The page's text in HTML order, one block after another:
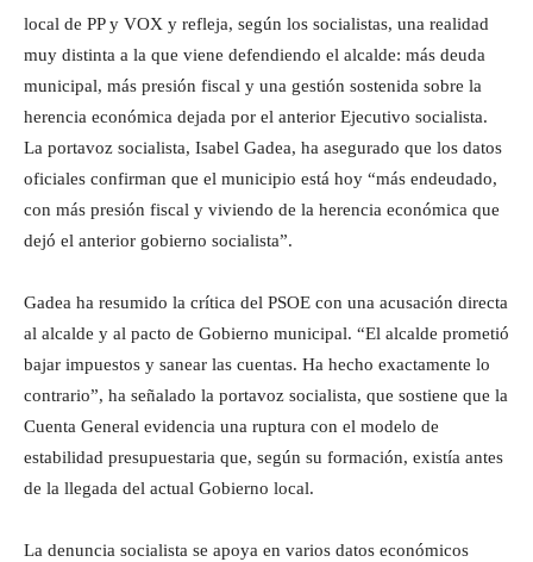
local de PP y VOX y refleja, según los socialistas, una realidad
muy distinta a la que viene defendiendo el alcalde: más deuda
municipal, más presión fiscal y una gestión sostenida sobre la
herencia económica dejada por el anterior Ejecutivo socialista.
La portavoz socialista, Isabel Gadea, ha asegurado que los datos
oficiales confirman que el municipio está hoy “más endeudado,
con más presión fiscal y viviendo de la herencia económica que
dejó el anterior gobierno socialista”.
Gadea ha resumido la crítica del PSOE con una acusación directa
al alcalde y al pacto de Gobierno municipal. “El alcalde prometió
bajar impuestos y sanear las cuentas. Ha hecho exactamente lo
contrario”, ha señalado la portavoz socialista, que sostiene que la
Cuenta General evidencia una ruptura con el modelo de
estabilidad presupuestaria que, según su formación, existía antes
de la llegada del actual Gobierno local.
La denuncia socialista se apoya en varios datos económicos